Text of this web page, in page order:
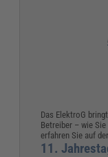
Das ElektroG
Betreiber – wie
erfahren Sie auf der
11.